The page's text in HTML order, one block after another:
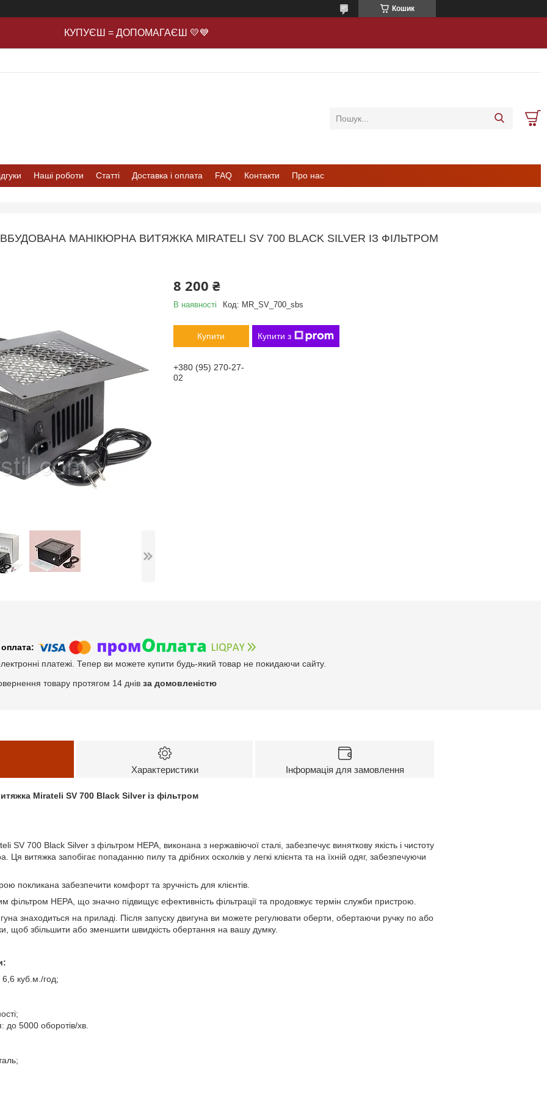
Кошик
КУПУЄШ = ДОПОМАГАЄШ 💛💙
Наші роботи Статті Доставка і оплата FAQ Контакти Про нас
ВБУДОВАНА МАНІКЮРНА ВИТЯЖКА MIRATELI SV 700 BLACK SILVER ІЗ ФІЛЬТРОМ
8 200 ₴
В наявності Код: MR_SV_700_sbs
Купити Купити з
+380 (95) 270-27-
02
платежі. Тепер ви можете купити будь-який товар не покидаючи сайту.
товару протягом 14 днів за домовленістю
Характеристики Інформація для замовлення
Mirateli SV 700 Black Silver із фільтром
SV 700 Black Silver з фільтром НЕРА, виконана з нержавіючої сталі, забезпечує виняткову якість і чистоту
Ця витяжка запобігає попаданню пилу та дрібних осколків у легкі клієнта та на їхній одяг, забезпечуючи
покликана забезпечити комфорт та зручність для клієнтів.
фільтром НЕРА, що значно підвищує ефективність фільтрації та продовжує термін служби пристрою.
знаходиться на приладі. Після запуску двигуна ви можете регулювати оберти, обертаючи ручку по або
щоб збільшити або зменшити швидкість обертання на вашу думку.
6,6 куб.м./год;
до 5000 оборотів/хв.